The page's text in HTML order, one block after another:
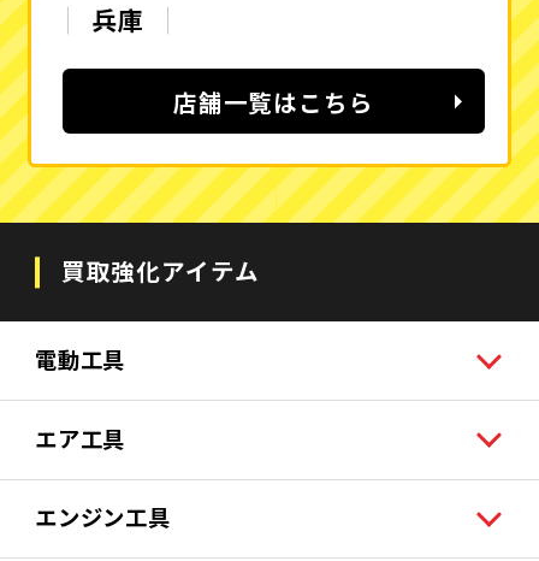
兵庫
店舗一覧はこちら
買取強化アイテム
電動工具
エア工具
エンジン工具